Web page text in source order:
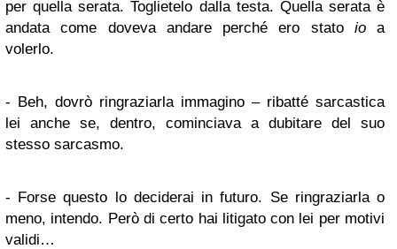
per quella serata. Toglietelo dalla testa. Quella serata è
andata come doveva andare perché ero stato ioa
volerlo.
- Beh, dovrò ringraziarla immagino – ribatté sarcastica
lei anche se, dentro, cominciava a dubitare del suo
stesso sarcasmo.
- Forse questo lo deciderai in futuro. Se ringraziarla o
meno, intendo. Però di certo hai litigato con lei per motivi
validi…